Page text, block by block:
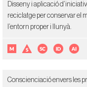
Disseny i aplicació
reciclatge per conservar el
l’entorn proper i llunyà.
Conscienciació envers les